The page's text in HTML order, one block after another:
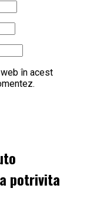
în acest
potrivita